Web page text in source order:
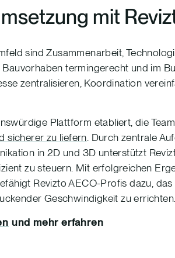
mit
sind Zusammenarbeit,
termingerecht und im
zentralisieren, Koordination
Plattform etabliert, die
sicherer zu liefern . Durch zentrale
in 2D und 3D unterstützt
zu steuern. Mit erfolgreichen
Revizto AECO-Profis dazu,
Geschwindigkeit zu errichten.
und mehr erfahren